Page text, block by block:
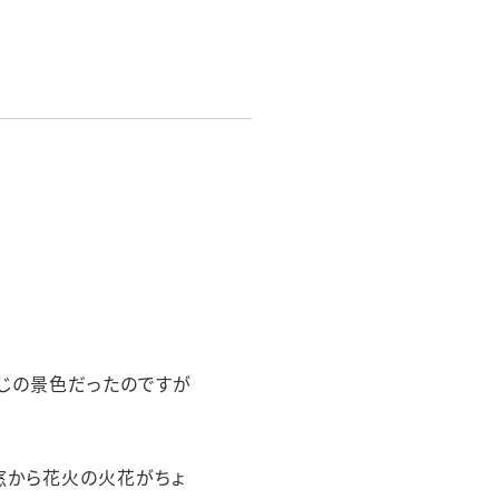
の景色だったのですが
から花火の火花がちょ